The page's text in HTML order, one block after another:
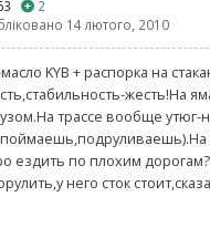
2
14 лютого, 2010
KYB + распорка на
жесть!На
трассе вообще утюг-
ездить по плохим дорогам?
него сток